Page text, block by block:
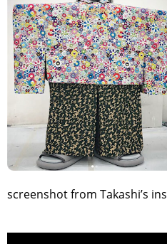
screenshot from Takashi’s